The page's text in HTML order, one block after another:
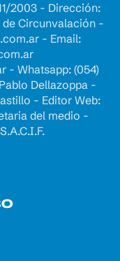
2003 - Dirección:
de Circunvalación -
- Email:
- Whatsapp: (054)
Dellazoppa -
- Editor Web:
del medio -